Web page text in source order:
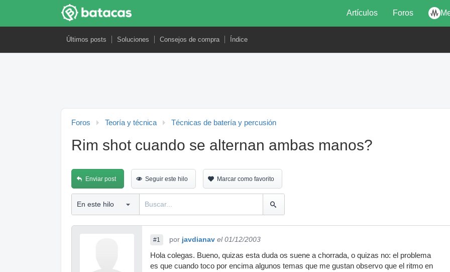
Artículos Foros
Últimos posts Soluciones Consejos de compra Índice
Foros Teoría y técnica Técnicas de batería y percusión
Rim shot cuando se alternan ambas manos?
Enviar post Seguir este hilo Marcar como favorito
#1 por javdianav el 01/12/2003
Hola colegas. Bueno, quizas esta duda os suene a chorrada, o quizas no: el problema
es que cuando toco por encima algunos temas que me gustan observo que el ritmo en